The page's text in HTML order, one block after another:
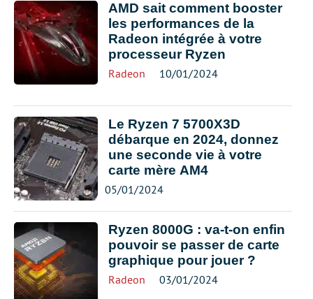
AMD sait comment booster
les performances de la
Radeon intégrée à votre
processeur Ryzen
Radeon 10/01/2024
Le Ryzen 7 5700X3D
débarque en 2024, donnez
une seconde vie à votre
carte mère AM4
05/01/2024
Ryzen 8000G : va-t-on enfin
pouvoir se passer de carte
graphique pour jouer ?
Radeon 03/01/2024